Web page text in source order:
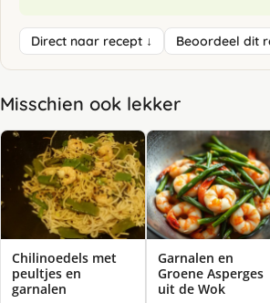
Direct naar recept ↓ Beoordeel dit
Misschien ook lekker
Chilinoedels met
peultjes en
garnalen
Garnalen en
Groene Asperges
uit de Wok